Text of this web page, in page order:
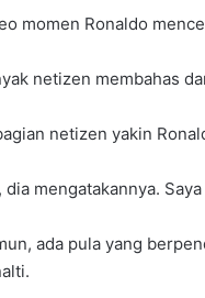
momen Ronaldo
netizen membahas
netizen yakin
dia mengatakannya.
ada pula yang